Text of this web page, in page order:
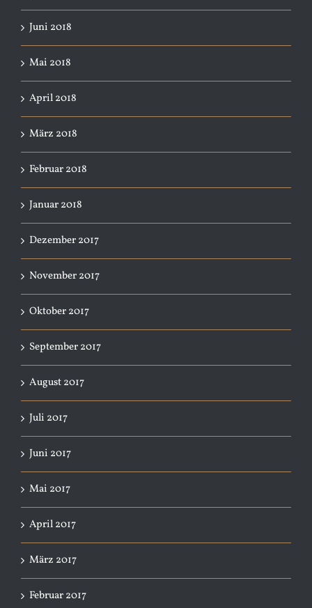
Juni 2018
Mai 2018
April 2018
März 2018
Februar 2018
Januar 2018
Dezember 2017
November 2017
Oktober 2017
September 2017
August 2017
Juli 2017
Juni 2017
Mai 2017
April 2017
März 2017
Februar 2017